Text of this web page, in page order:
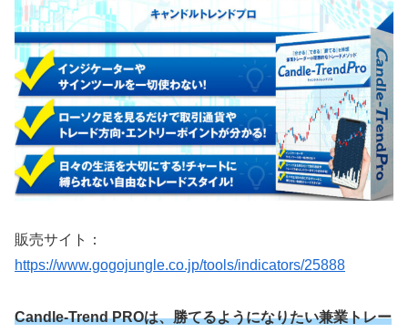
販売サイト：
https://www.gogojungle.co.jp/tools/indicators/25888
Candle-Trend PROは、勝てるようになりたい兼業トレー